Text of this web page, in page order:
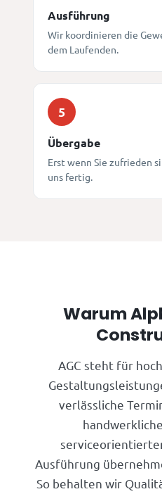
Ausführung
Wir koordinieren die
dem Laufenden.
5
Übergabe
Erst wenn Sie zufrieden
uns fertig.
Warum
AGC steht für
verlässliche
Ausführung
So behalten wir